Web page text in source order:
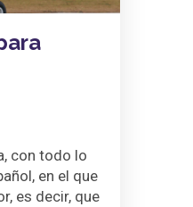
con todo lo
en el que
es decir, que